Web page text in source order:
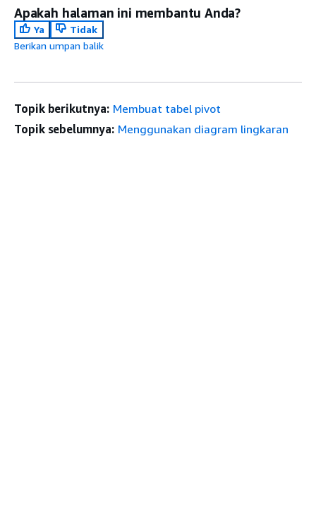
Apakah halaman ini membantu Anda?
Ya
Tidak
Berikan umpan balik
Topik berikutnya: Membuat tabel pivot
Topik sebelumnya: Menggunakan diagram lingkaran